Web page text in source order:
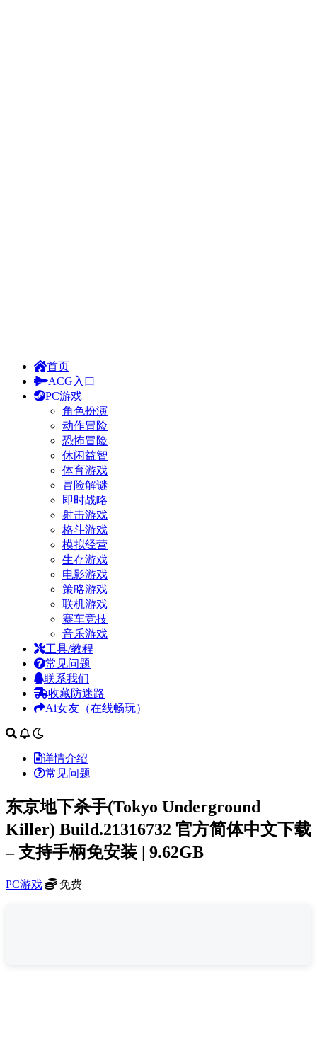
首页
ACG入口
PC游戏
角色扮演
动作冒险
恐怖冒险
休闲益智
体育游戏
冒险解谜
即时战略
射击游戏
格斗游戏
模拟经营
生存游戏
电影游戏
策略游戏
联机游戏
赛车竞技
音乐游戏
工具/教程
常见问题
联系我们
收藏防迷路
Ai女友（在线畅玩）
详情介绍
常见问题
东京地下杀手(Tokyo Underground
Killer) Build.21316732 官方简体中文下载
– 支持手柄免安装 | 9.62GB
PC游戏 免费